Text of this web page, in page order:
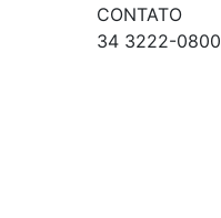
CONTATO
34 3222-0800